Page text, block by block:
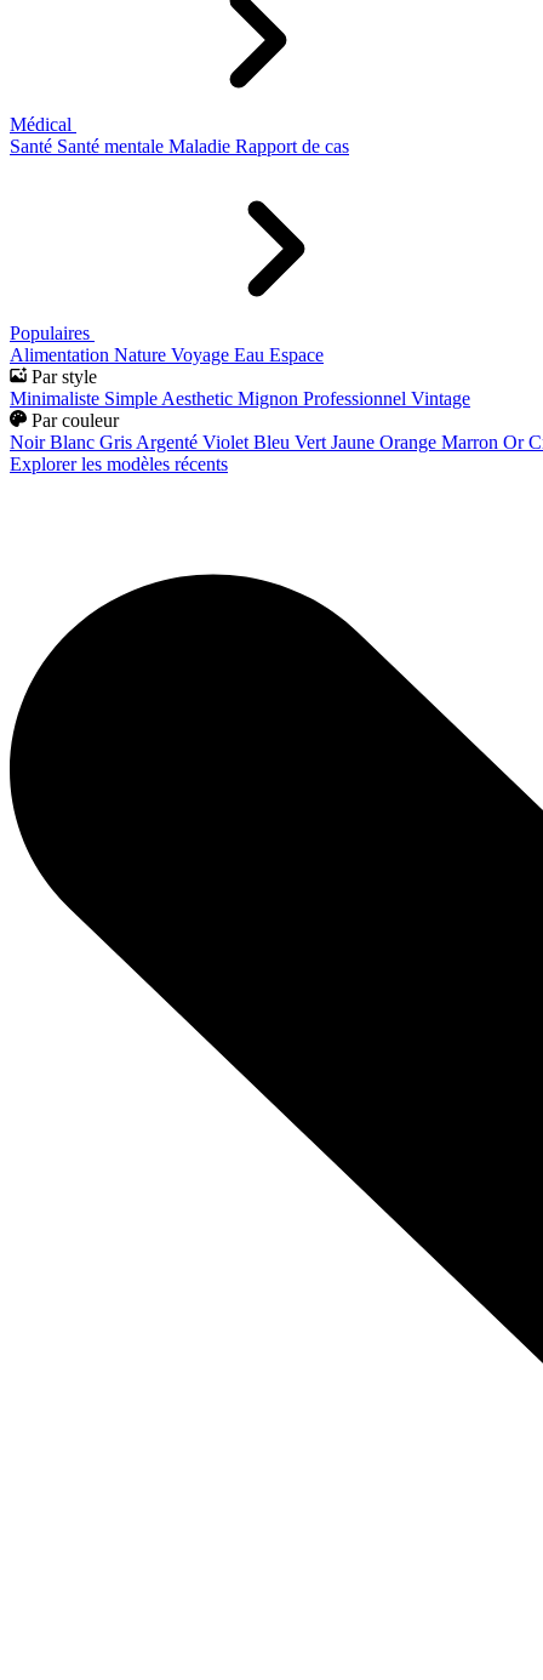
Médical
Santé Santé mentale Maladie Rapport de cas
Populaires
Alimentation Nature Voyage Eau Espace
Par style
Minimaliste Simple Aesthetic Mignon Professionnel Vintage
Par couleur
Noir Blanc Gris Argenté Violet Bleu Vert Jaune Orange Marron Or
Explorer les modèles récents